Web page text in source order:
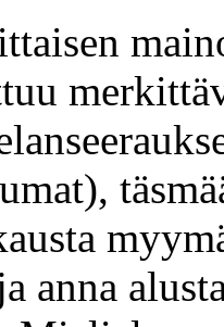
anna